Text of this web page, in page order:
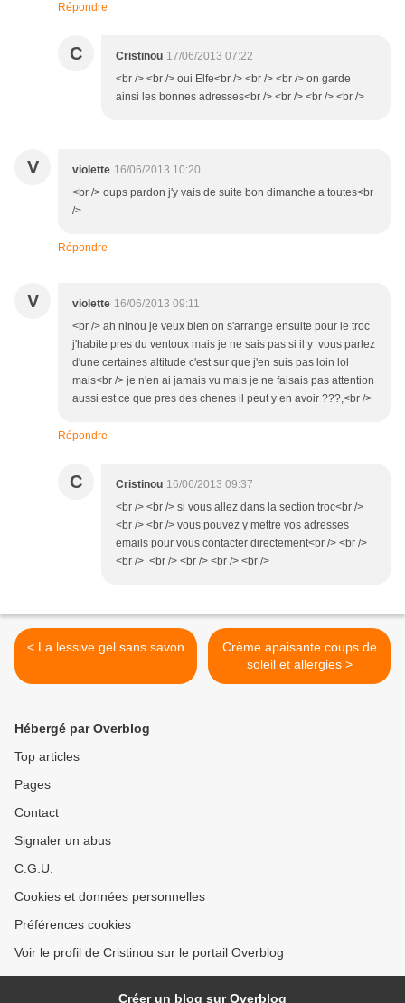
Répondre
C Cristinou 17/06/2013 07:22
<br /> <br /> oui Elfe<br /> <br /> <br /> on garde
ainsi les bonnes adresses<br /> <br /> <br /> <br />
V violette 16/06/2013 10:20
<br /> oups pardon j'y vais de suite bon dimanche a toutes<br
/>
Répondre
V violette 16/06/2013 09:11
<br /> ah ninou je veux bien on s'arrange ensuite pour le troc
j'habite pres du ventoux mais je ne sais pas si il y vous parlez
d'une certaines altitude c'est sur que j'en suis pas loin lol
mais<br /> je n'en ai jamais vu mais je ne faisais pas attention
aussi est ce que pres des chenes il peut y en avoir ???,<br />
Répondre
C Cristinou 16/06/2013 09:37
<br /> <br /> si vous allez dans la section troc<br />
<br /> <br /> vous pouvez y mettre vos adresses
emails pour vous contacter directement<br /> <br />
<br /> <br /> <br /> <br /> <br />
< La lessive gel sans savon
Crème apaisante coups de
soleil et allergies >
Hébergé par Overblog
Top articles
Pages
Contact
Signaler un abus
C.G.U.
Cookies et données personnelles
Préférences cookies
Voir le profil de Cristinou sur le portail Overblog
Créer un blog sur Overblog